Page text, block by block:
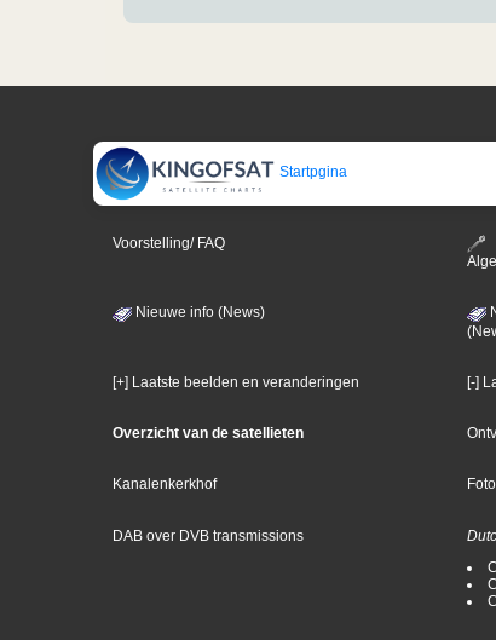
Startpgina
Voorstelling/ FAQ
Nieuwe info (News)
[+] Laatste beelden en veranderingen [-]
Overzicht van de satellieten
Kanalenkerkhof
DAB over DVB transmissions